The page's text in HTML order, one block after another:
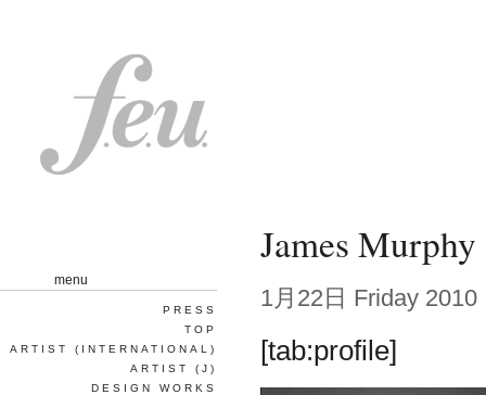
James Murphy
1月22日 Friday 2010
[tab:profile]
menu
PRESS
TOP
ARTIST (INTERNATIONAL)
ARTIST (J)
DESIGN WORKS